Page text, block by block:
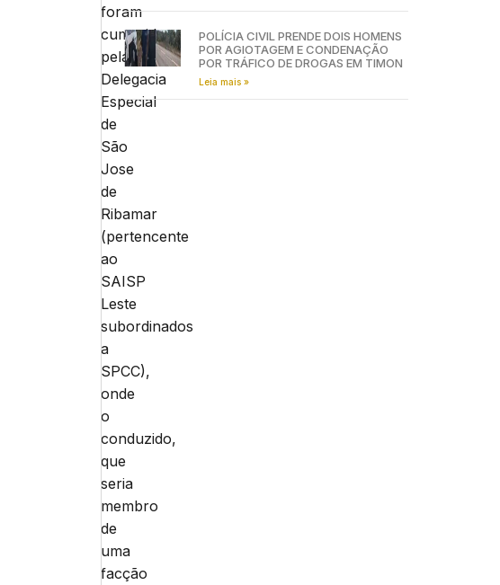
foram
cumpridos
pela
Delegacia
Especial
de
São
Jose
de
Ribamar
(pertencente
ao
SAISP
Leste
subordinados
a
SPCC),
onde
o
conduzido,
que
seria
membro
de
uma
facção
POLÍCIA CIVIL PRENDE DOIS HOMENS
POR AGIOTAGEM E CONDENAÇÃO
POR TRÁFICO DE DROGAS EM TIMON
Leia mais »